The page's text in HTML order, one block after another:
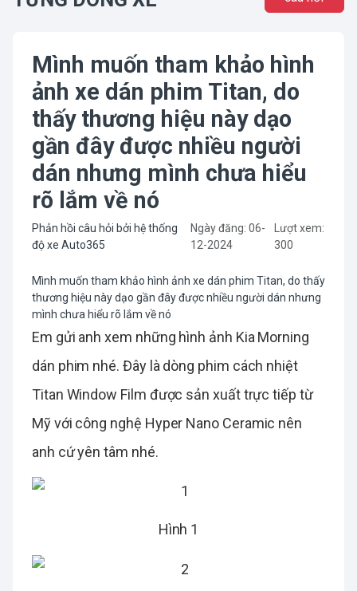
Mình muốn tham khảo hình
ảnh xe dán phim Titan, do
thấy thương hiệu này dạo
gần đây được nhiều người
dán nhưng mình chưa hiểu
rõ lắm về nó
Phản hồi câu hỏi bởi hệ thống
độ xe Auto365
Ngày đăng: 06-
12-2024
Lượt xem:
300
Mình muốn tham khảo hình ảnh xe dán phim Titan, do thấy
thương hiệu này dạo gần đây được nhiều người dán nhưng
mình chưa hiểu rõ lắm về nó
Em gửi anh xem những hình ảnh Kia Morning
dán phim nhé. Đây là dòng phim cách nhiệt
Titan Window Film được sản xuất trực tiếp từ
Mỹ với công nghệ Hyper Nano Ceramic nên
anh cứ yên tâm nhé.
Hình 1